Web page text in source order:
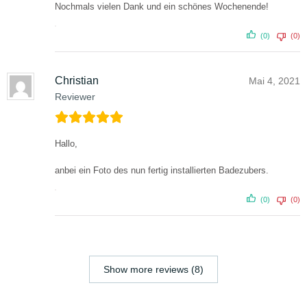
Nochmals vielen Dank und ein schönes Wochenende!
(0) (0)
Christian
Reviewer
Mai 4, 2021
Hallo,
anbei ein Foto des nun fertig installierten Badezubers.
(0) (0)
Show more reviews (8)